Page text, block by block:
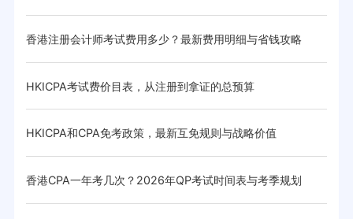
香港注册会计师考试费用多少？最新费用明细与省钱攻略
HKICPA考试费价目表，从注册到拿证的总预算
HKICPA和CPA免考政策，最新互免规则与战略价值
香港CPA一年考几次？2026年QP考试时间表与考季规划